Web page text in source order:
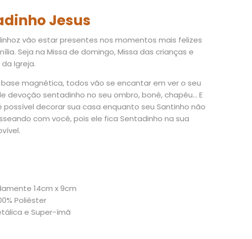
Jesus
vão estar presentes nos momentos mais felizes
Seja na Missa de domingo, Missa das crianças e
Igreja.
magnética, todos vão se encantar em ver o seu
devoção sentadinho no seu ombro, boné, chapéu… E
decorar sua casa enquanto seu Santinho não
com você, pois ele fica Sentadinho na sua
14cm x 9cm
Poliéster
e Super-ímã